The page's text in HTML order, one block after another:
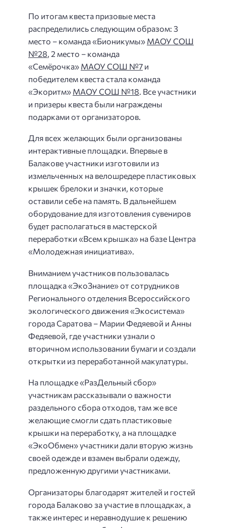
По итогам квеста призовые места
распределились следующим образом: 3
место – команда «Бионикумы» МАОУ СОШ
№28 , 2 место – команда
«Семёрочка» МАОУ СОШ №7 и
победителем квеста стала команда
«Экоритм» МАОУ СОШ №18 . Все участники
и призеры квеста были награждены
подарками от организаторов.
Для всех желающих были организованы
интерактивные площадки. Впервые в
Балакове участники изготовили из
измельченных на велошредере пластиковых
крышек брелоки и значки, которые
оставили себе на память. В дальнейшем
оборудование для изготовления сувениров
будет располагаться в мастерской
переработки «Всем крышка» на базе Центра
«Молодежная инициатива».
Вниманием участников пользовалась
площадка «ЭкоЗнание» от сотрудников
Регионального отделения Всероссийского
экологического движения «Экосистема»
города Саратова – Марии Федяевой и Анны
Федяевой, где участники узнали о
вторичном использовании бумаги и создали
открытки из переработанной макулатуры.
На площадке «РазДельный сбор»
участникам рассказывали о важности
раздельного сбора отходов, там же все
желающие смогли сдать пластиковые
крышки на переработку, а на площадке
«ЭкоОбмен» участники дали вторую жизнь
своей одежде и взамен выбрали одежду,
предложенную другими участниками.
Организаторы благодарят жителей и гостей
города Балаково за участие в площадках, а
также интерес и неравнодушие к решению